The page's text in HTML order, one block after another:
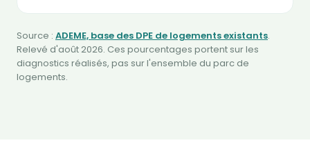
Source : ADEME, base des DPE de logements existants.
Relevé d'août 2026. Ces pourcentages portent sur les
diagnostics réalisés, pas sur l'ensemble du parc de
logements.